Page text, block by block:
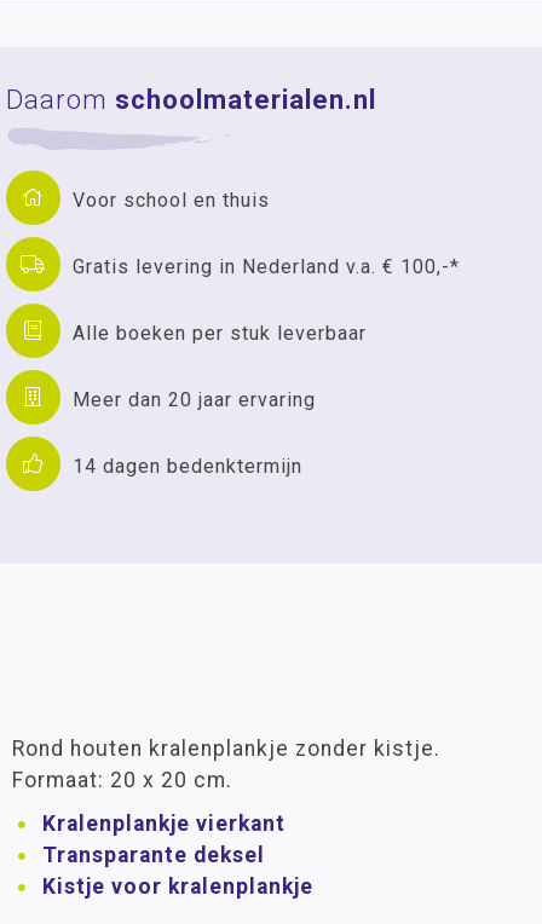
Daarom schoolmaterialen.nl
Voor school en thuis
Gratis levering in Nederland v.a. € 100,-*
Alle boeken per stuk leverbaar
Meer dan 20 jaar ervaring
14 dagen bedenktermijn
Rond houten kralenplankje zonder kistje.
Formaat: 20 x 20 cm.
Kralenplankje vierkant
Transparante deksel
Kistje voor kralenplankje